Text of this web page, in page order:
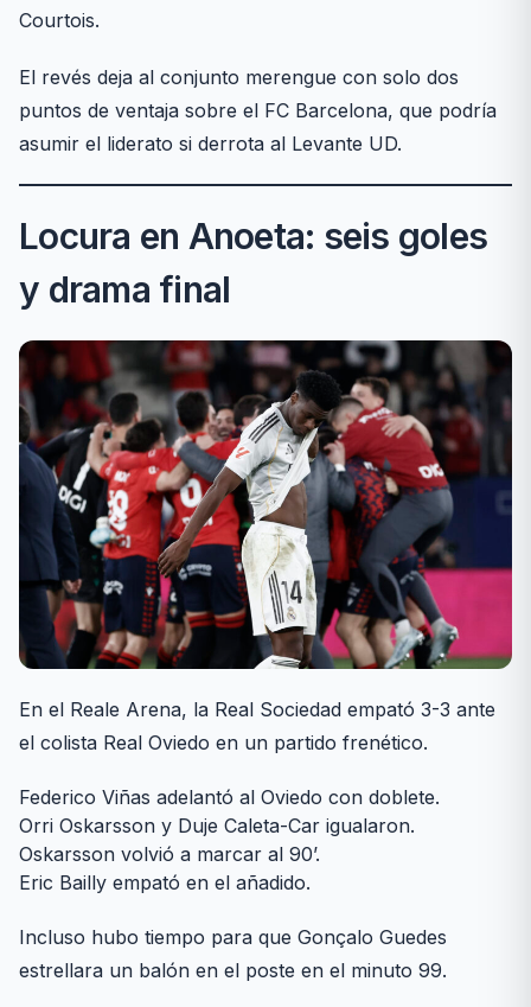
Courtois.
El revés deja al conjunto merengue con solo dos
puntos de ventaja sobre el FC Barcelona, que podría
asumir el liderato si derrota al Levante UD.
Locura en Anoeta: seis goles
y drama final
En el Reale Arena, la Real Sociedad empató 3-3 ante
el colista Real Oviedo en un partido frenético.
Federico Viñas adelantó al Oviedo con doblete.
Orri Oskarsson y Duje Caleta-Car igualaron.
Oskarsson volvió a marcar al 90’.
Eric Bailly empató en el añadido.
Incluso hubo tiempo para que Gonçalo Guedes
estrellara un balón en el poste en el minuto 99.